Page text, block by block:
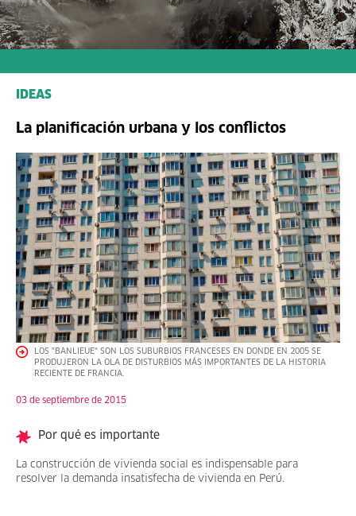
IDEAS
La planificación urbana y los conflictos
LOS "BANLIEUE" SON LOS SUBURBIOS FRANCESES EN DONDE EN 2005 SE
PRODUJERON LA OLA DE DISTURBIOS MÁS IMPORTANTES DE LA HISTORIA
RECIENTE DE FRANCIA.
03 de septiembre de 2015
Por qué es importante
La construcción de vivienda social es indispensable para
resolver la demanda insatisfecha de vivienda en Perú.